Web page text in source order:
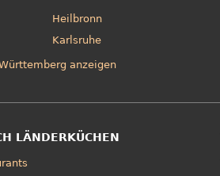
Heilbronn
Karlsruhe
anzeigen
LÄNDERKÜCHEN